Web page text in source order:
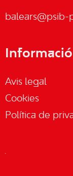
balears@psib-
Avis legal
Cookies
Política de